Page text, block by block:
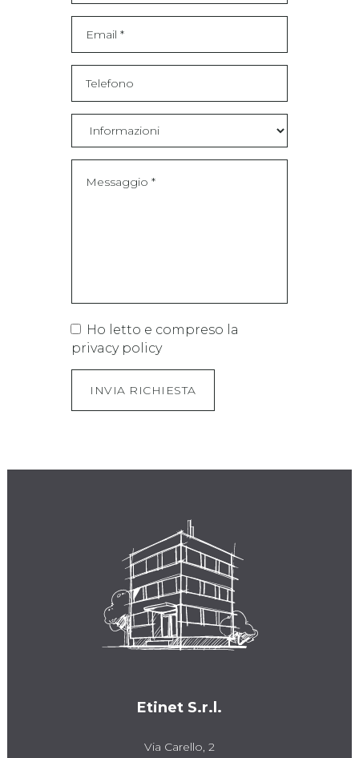
Ho letto e compreso la
privacy policy
Etinet S.r.l.
Via Carello, 2